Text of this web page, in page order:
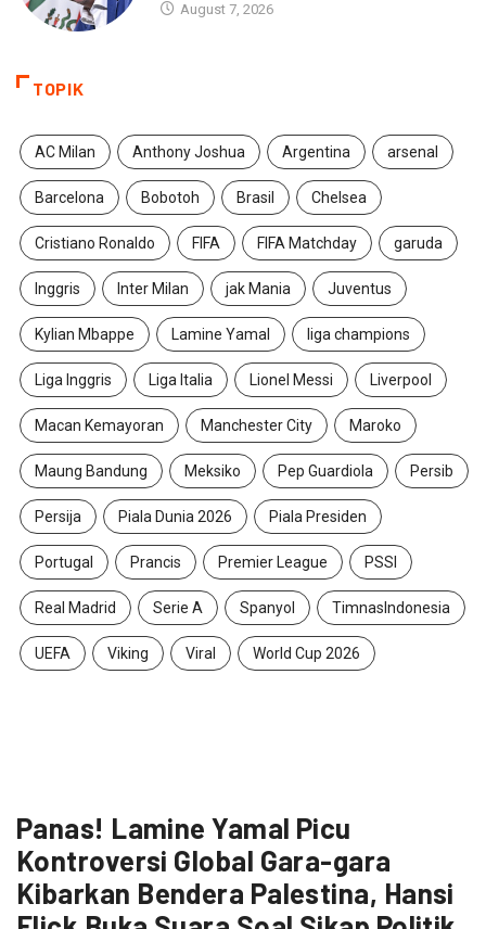
August 7, 2026
TOPIK
AC Milan Anthony Joshua Argentina arsenal
Barcelona Bobotoh Brasil Chelsea
Cristiano Ronaldo FIFA FIFA Matchday garuda
Inggris Inter Milan jak Mania Juventus
Kylian Mbappe Lamine Yamal liga champions
Liga Inggris Liga Italia Lionel Messi Liverpool
Macan Kemayoran Manchester City Maroko
Maung Bandung Meksiko Pep Guardiola Persib
Persija Piala Dunia 2026 Piala Presiden
Portugal Prancis Premier League PSSI
Real Madrid Serie A Spanyol TimnasIndonesia
UEFA Viking Viral World Cup 2026
Panas! Lamine Yamal Picu
Kontroversi Global Gara-gara
Kibarkan Bendera Palestina, Hansi